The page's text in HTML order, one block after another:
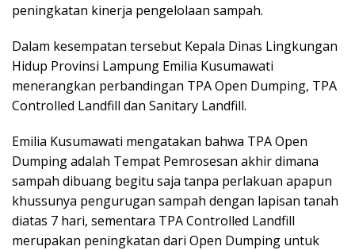
peningkatan kinerja pengelolaan sampah.
Dalam kesempatan tersebut Kepala Dinas Lingkungan
Hidup Provinsi Lampung Emilia Kusumawati
menerangkan perbandingan TPA Open Dumping, TPA
Controlled Landfill dan Sanitary Landfill.
Emilia Kusumawati mengatakan bahwa TPA Open
Dumping adalah Tempat Pemrosesan akhir dimana
sampah dibuang begitu saja tanpa perlakuan apapun
khussunya pengurugan sampah dengan lapisan tanah
diatas 7 hari, sementara TPA Controlled Landfill
merupakan peningkatan dari Open Dumping untuk